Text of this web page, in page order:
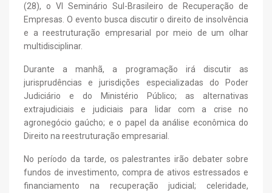
(28), o VI Seminário Sul-Brasileiro de Recuperação de
Empresas. O evento busca discutir o direito de insolvência
e a reestruturação empresarial por meio de um olhar
multidisciplinar.
Durante a manhã, a programação irá discutir as
jurisprudências e jurisdições especializadas do Poder
Judiciário e do Ministério Público; as alternativas
extrajudiciais e judiciais para lidar com a crise no
agronegócio gaúcho; e o papel da análise econômica do
Direito na reestruturação empresarial.
No período da tarde, os palestrantes irão debater sobre
fundos de investimento, compra de ativos estressados e
financiamento na recuperação judicial; celeridade,